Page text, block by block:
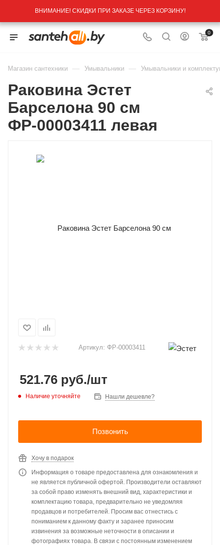
ВНИМАНИЕ! СКИДКИ ПРИ ЗАКАЗЕ ЧЕРЕЗ КОРЗИНУ!
0
Магазин сантехники — Умывальники — Умывальники и
Раковина Эстет
Барселона 90 см
ФР-00003411 левая
Артикул: ФР-00003411
521.76 руб./шт
Наличие уточняйте Нашли дешевле?
Позвонить
Хочу в подарок
Информация о товаре предоставлена для ознакомления и
не является публичной офертой. Производители оставляют
за собой право изменять внешний вид, характеристики и
комплектацию товара, предварительно не уведомляя
продавцов и потребителей. Просим вас отнестись с
пониманием к данному факту и заранее приносим
извинения за возможные неточности в описании и
фотографиях товара. В связи с постоянным изменением